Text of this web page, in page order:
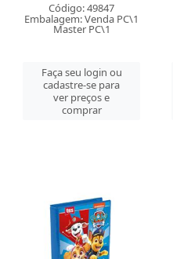
Código: 49847
Embalagem: Venda PC\1
Master PC\1
Faça seu login ou
cadastre-se para
ver preços e
comprar